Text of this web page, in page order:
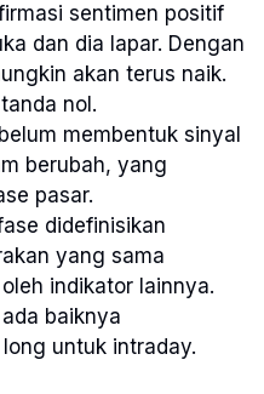
sentimen positif
dan dia lapar. Dengan
akan terus naik.
nol.
membentuk sinyal
berubah, yang
pasar.
didefinisikan
yang sama
indikator lainnya.
baiknya
untuk intraday.